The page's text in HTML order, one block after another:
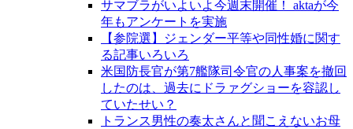
サマブラがいよいよ今週末開催！ aktaが今
年もアンケートを実施
【参院選】ジェンダー平等や同性婚に関す
る記事いろいろ
米国防長官が第7艦隊司令官の人事案を撤回
したのは、過去にドラァグショーを容認し
ていたせい？
トランス男性の奏太さんと聞こえないお母